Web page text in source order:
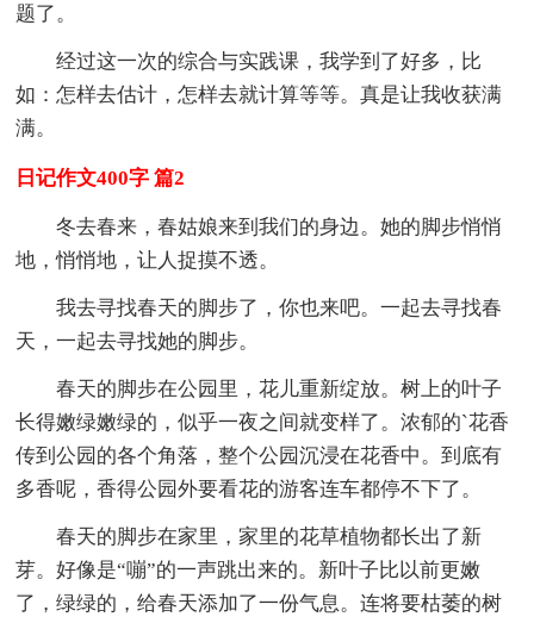
题了。
经过这一次的综合与实践课，我学到了好多，比
如：怎样去估计，怎样去就计算等等。真是让我收获满
满。
日记作文400字 篇2
冬去春来，春姑娘来到我们的身边。她的脚步悄悄
地，悄悄地，让人捉摸不透。
我去寻找春天的脚步了，你也来吧。一起去寻找春
天，一起去寻找她的脚步。
春天的脚步在公园里，花儿重新绽放。树上的叶子
长得嫩绿嫩绿的，似乎一夜之间就变样了。浓郁的`花香
传到公园的各个角落，整个公园沉浸在花香中。到底有
多香呢，香得公园外要看花的游客连车都停不下了。
春天的脚步在家里，家里的花草植物都长出了新
芽。好像是“嘣”的一声跳出来的。新叶子比以前更嫩
了，绿绿的，给春天添加了一份气息。连将要枯萎的树